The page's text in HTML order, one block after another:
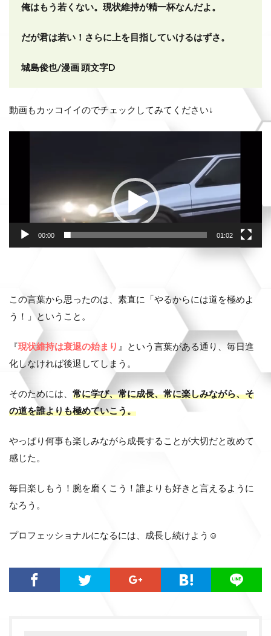
俺はもう若くない。現状維持が精一杯なんだよ。
だが君は若い！さらに上を目指していけるはずさ。
城島俊也/漫画 頭文字D
動画もカッコイイのでチェックしてみてください↓
ヤ
00:00 01:02
この言葉から思ったのは、素直に「やるからには道を極めよ
う！」ということ。
『現状維持は衰退の始まり 』という言葉がある通り、毎日進
化しなければ後退してしまう。
そのためには、 常に学び、常に成長、常に楽しみながら、そ
の道を誰よりも極めていこう。
やっぱり何事も楽しみながら成長することが大切だと改めて
感じた。
毎日楽しもう！腕を磨くこう！誰よりも好きと言えるように
なろう。
プロフェッショナルになるには、成長し続けよう☺️